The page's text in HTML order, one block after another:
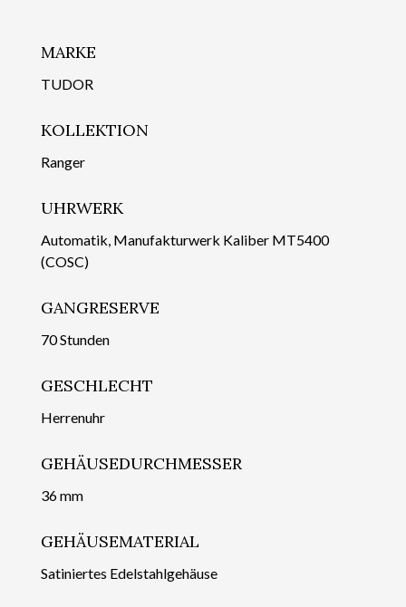
MARKE
TUDOR
KOLLEKTION
Ranger
UHRWERK
Automatik, Manufakturwerk Kaliber MT5400
(COSC)
GANGRESERVE
70 Stunden
GESCHLECHT
Herrenuhr
GEHÄUSEDURCHMESSER
36 mm
GEHÄUSEMATERIAL
Satiniertes Edelstahlgehäuse